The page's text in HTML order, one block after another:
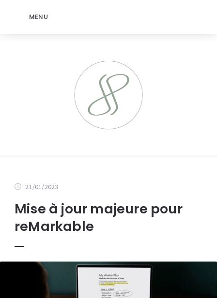
MENU
21/01/2023
Mise à jour majeure pour
reMarkable